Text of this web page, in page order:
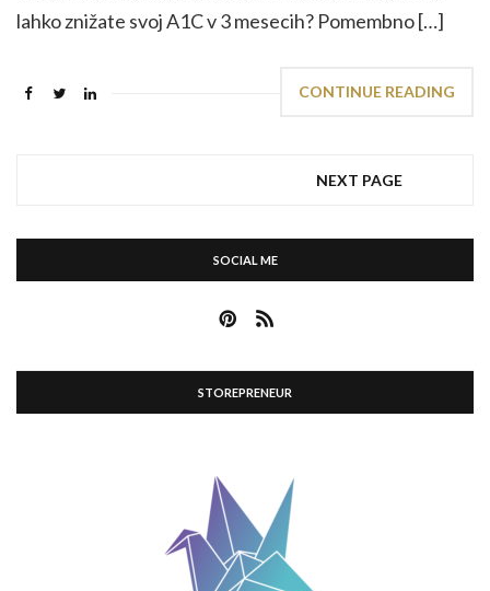
lahko znižate svoj A1C v 3 mesecih? Pomembno […]
CONTINUE READING
NEXT PAGE
SOCIAL ME
STOREPRENEUR